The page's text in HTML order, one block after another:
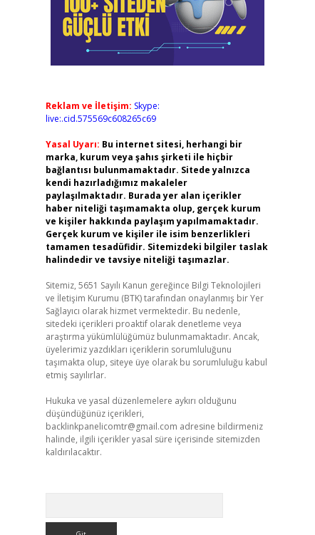
Reklam ve İletişim: Skype:
live:.cid.575569c608265c69
Yasal Uyarı: Bu internet sitesi, herhangi bir
marka, kurum veya şahıs şirketi ile hiçbir
bağlantısı bulunmamaktadır. Sitede yalnızca
kendi hazırladığımız makaleler
paylaşılmaktadır. Burada yer alan içerikler
haber niteliği taşımamakta olup, gerçek kurum
ve kişiler hakkında paylaşım yapılmamaktadır.
Gerçek kurum ve kişiler ile isim benzerlikleri
tamamen tesadüfidir. Sitemizdeki bilgiler taslak
halindedir ve tavsiye niteliği taşımazlar.
Sitemiz, 5651 Sayılı Kanun gereğince Bilgi Teknolojileri
ve İletişim Kurumu (BTK) tarafından onaylanmış bir Yer
Sağlayıcı olarak hizmet vermektedir. Bu nedenle,
sitedeki içerikleri proaktif olarak denetleme veya
araştırma yükümlülüğümüz bulunmamaktadır. Ancak,
üyelerimiz yazdıkları içeriklerin sorumluluğunu
taşımakta olup, siteye üye olarak bu sorumluluğu kabul
etmiş sayılırlar.
Hukuka ve yasal düzenlemelere aykırı olduğunu
düşündüğünüz içerikleri,
backlinkpanelicomtr@gmail.com adresine bildirmeniz
halinde, ilgili içerikler yasal süre içerisinde sitemizden
kaldırılacaktır.